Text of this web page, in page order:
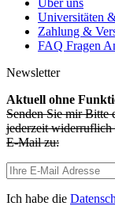
Universitäten
Zahlung &
FAQ Fragen
Newsletter
Aktuell ohne
Senden Sie mir Bitte
jederzeit widerruflich
E-Mail zu:
Ich habe die